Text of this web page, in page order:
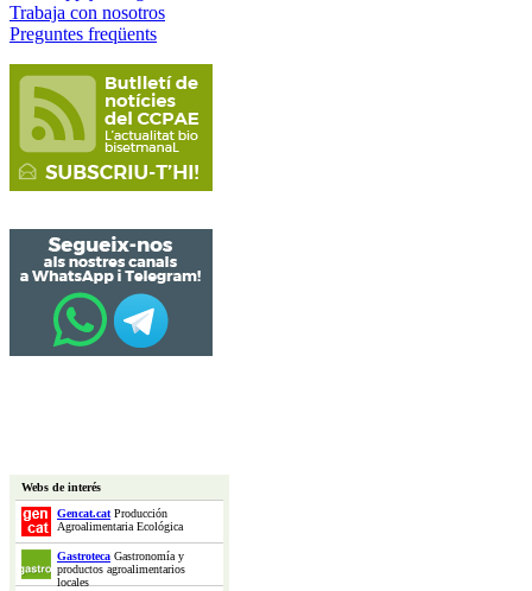
Trabaja con nosotros
Preguntes freqüents
Webs de interés
Gencat.catProducción
Agroalimentaria Ecológica
Gastroteca Gastronomía y
productos agroalimentarios
locales